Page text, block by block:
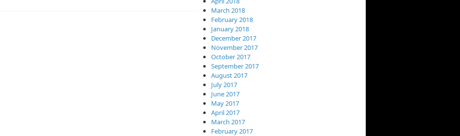
March 2018
February 2018
January 2018
December 2017
November 2017
October 2017
September 2017
August 2017
July 2017
June 2017
May 2017
April 2017
March 2017
February 2017